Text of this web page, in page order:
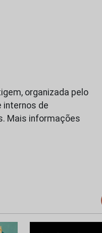
organizada pelo
internos de
Mais informações